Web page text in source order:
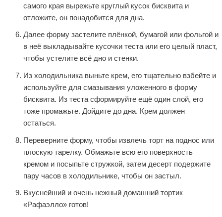
самого края вырежьте круглый кусок бисквита и
отложите, он понадобится для дна.
Далее форму застелите плёнкой, бумагой или фольгой и
в неё выкладывайте кусочки теста или его целый пласт,
чтобы устелите всё дно и стенки.
Из холодильника выньте крем, его тщательно взбейте и
используйте для смазывания уложенного в форму
бисквита. Из теста сформируйте ещё один слой, его
тоже промажьте. Дойдите до дна. Крем должен
остаться.
Переверните форму, чтобы извлечь торт на поднос или
плоскую тарелку. Обмажьте всю его поверхность
кремом и посыпьте стружкой, затем десерт подержите
пару часов в холодильнике, чтобы он застыл.
Вкуснейший и очень нежный домашний тортик
«Рафаэлло» готов!